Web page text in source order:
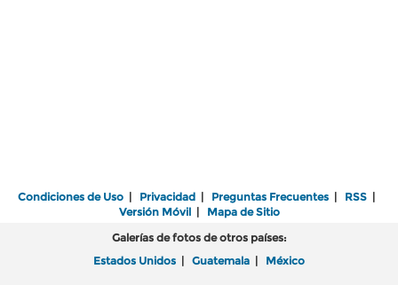
Condiciones de Uso | Privacidad | Preguntas Frecuentes | RSS |
Versión Móvil| Mapa de Sitio
Galerías de fotos de otros países:
Estados Unidos | Guatemala | México